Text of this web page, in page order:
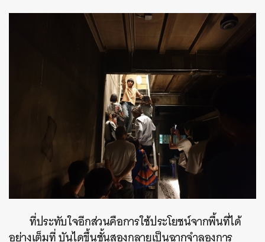
ที่ประทับใจอีกส่วนคือการใช้ประโยชน์จากพื้นที่ได้
อย่างเต็มที่ บันไดขึ้นชั้นสองกลายเป็นฉากจำลองการ